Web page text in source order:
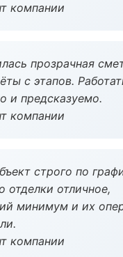
компании
прозрачная
с этапов.
и предсказуемо.
компании
строго по
отделки отличное,
минимум и их
компании